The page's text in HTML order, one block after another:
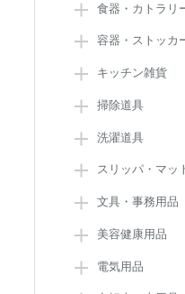
食器・カトラリ
容器・ストッカ
キッチン雑貨
掃除道具
洗濯道具
スリッパ・マッ
文具・事務用品
美容健康用品
電気用品